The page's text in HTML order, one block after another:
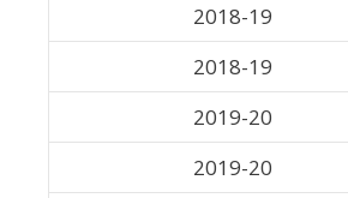
2018-19
2018-19
2019-20
2019-20